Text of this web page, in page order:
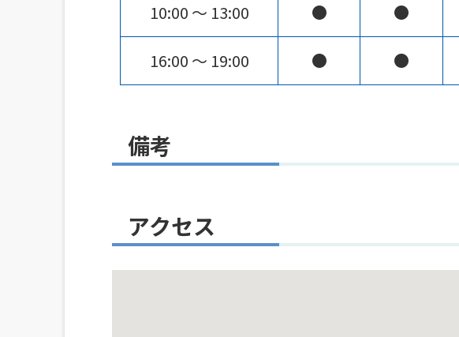
10:00 〜 13:00 ● ●
16:00 〜 19:00 ● ●
備考
アクセス